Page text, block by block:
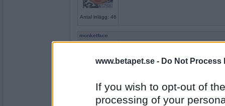
www.betapet.se - Do Not Process
If you wish to opt-out of
processing of your
Antal inlägg: 46
monketface
Antal inlägg: